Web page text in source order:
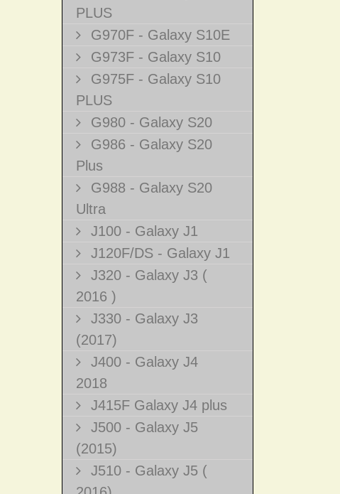
PLUS
G970F - Galaxy S10E
G973F - Galaxy S10
G975F - Galaxy S10
PLUS
G980 - Galaxy S20
G986 - Galaxy S20
Plus
G988 - Galaxy S20
Ultra
J100 - Galaxy J1
J120F/DS - Galaxy J1
J320 - Galaxy J3 (
2016 )
J330 - Galaxy J3
(2017)
J400 - Galaxy J4
2018
J415F Galaxy J4 plus
J500 - Galaxy J5
(2015)
J510 - Galaxy J5 (